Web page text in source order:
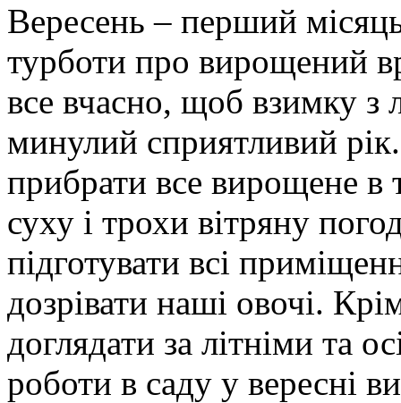
Вересень – перший
турботи про вирощений
все вчасно, щоб взимку з
минулий сприятливий рік.
прибрати все вирощене в
суху і трохи вітряну
підготувати всі
дозрівати наші овочі.
доглядати за літніми та
роботи в саду у вересні